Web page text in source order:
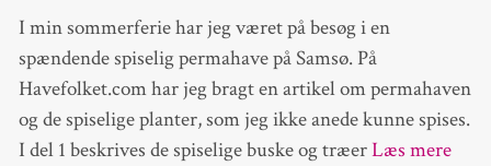
I min sommerferie har jeg været på besøg i en
spændende spiselig permahave på Samsø. På
Havefolket.com har jeg bragt en artikel om permahaven
og de spiselige planter, som jeg ikke anede kunne spises.
I del 1 beskrives de spiselige buske og træerLæs mere